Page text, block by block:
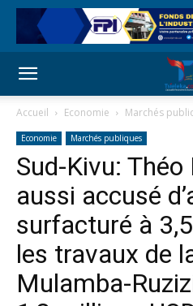
Accueil Economie Marchés
Economie Marchés publiques
Sud-Kivu:
aussi accusé
surfacturé à
les travaux de
Mulamba-